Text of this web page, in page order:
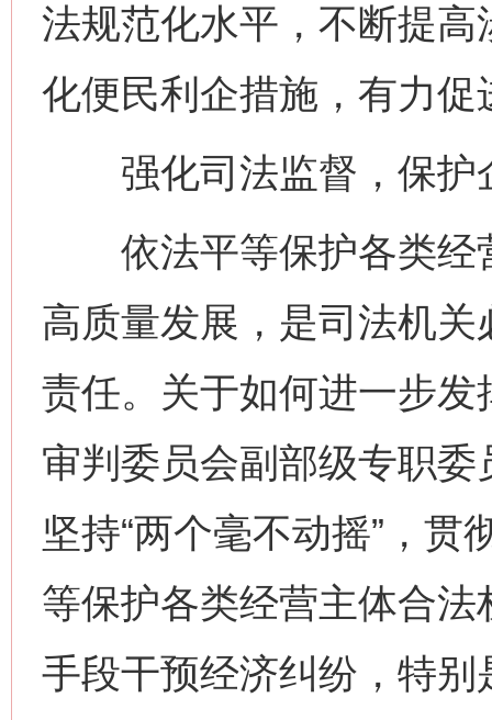
法规范化水平，不断提
化便民利企措施，有力
强化司法监督，保护
依法平等保护各类经
高质量发展，是司法机
责任。关于如何进一步
审判委员会副部级专职
坚持“两个毫不动摇”，
等保护各类经营主体合
手段干预经济纠纷，特